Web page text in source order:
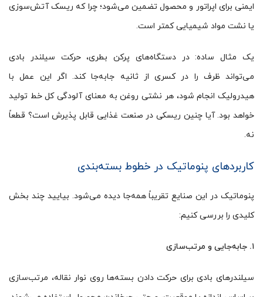
ایمنی برای اپراتور و محصول تضمین می‌شود؛ چرا که ریسک آتش‌سوزی
یا نشت مواد شیمیایی کمتر است.
یک مثال ساده: در دستگاه‌های پرکن بطری، حرکت سیلندر بادی
می‌تواند ظرف را در کسری از ثانیه جابه‌جا کند. اگر این عمل با
هیدرولیک انجام شود، هر نشتی روغن به معنای آلودگی کل خط تولید
خواهد بود. آیا چنین ریسکی در صنعت غذایی قابل پذیرش است؟ قطعاً
نه.
کاربردهای پنوماتیک در خطوط بسته‌بندی
پنوماتیک در این صنایع تقریباً همه‌جا دیده می‌شود. بیایید چند بخش
کلیدی را بررسی کنیم:
۱. جابه‌جایی و مرتب‌سازی
سیلندرهای بادی برای حرکت دادن بسته‌ها روی نوار نقاله، مرتب‌سازی